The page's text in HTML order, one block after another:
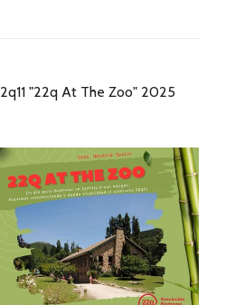
"22q At The Zoo" 2025